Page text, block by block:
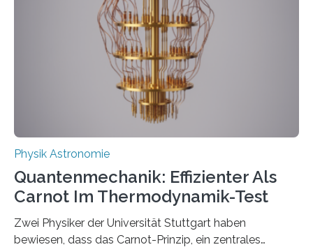
Jahre alt geworden ist, weshalb die UNESCO 2025 zum
Internationalen Jahr der Quantenwissenschaft und -
technologie ausgerufen hat. Doch nun hat eine
internationale Forschungsgruppe um den
Physik Astronomie
Quantenmechanik: Effizienter Als
Carnot Im Thermodynamik-Test
Zwei Physiker der Universität Stuttgart haben
bewiesen, dass das Carnot-Prinzip, ein zentrales